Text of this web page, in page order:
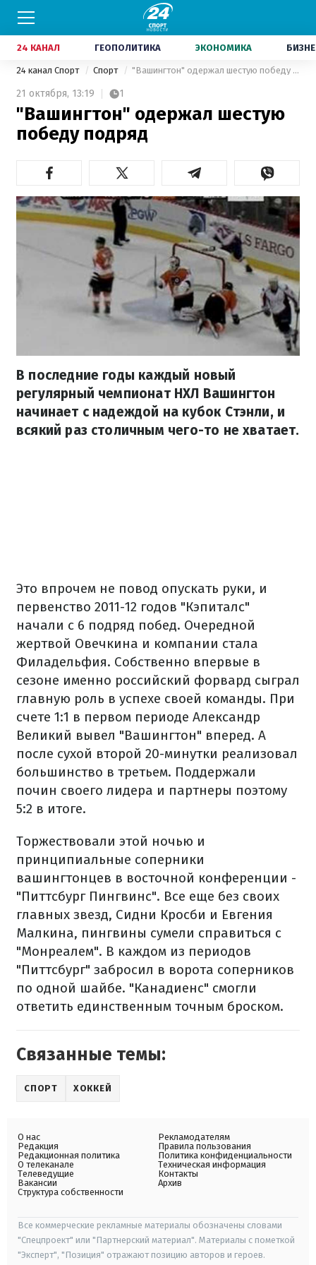
24 КАНАЛ ГЕОПОЛИТИКА ЭКОНОМИКА
24 канал Спорт Спорт "Вашингтон" одержал шестую победу подряд
21 октября, 13:19 1
"Вашингтон" одержал шестую
победу подряд
В последние годы каждый новый
регулярный чемпионат НХЛ Вашингтон
начинает с надеждой на кубок Стэнли, и
всякий раз столичным чего-то не хватает.
Это впрочем не повод опускать руки, и
первенство 2011-12 годов "Кэпиталс"
начали с 6 подряд побед. Очередной
жертвой Овечкина и компании стала
Филадельфия. Собственно впервые в
сезоне именно российский форвард сыграл
главную роль в успехе своей команды. При
счете 1:1 в первом периоде Александр
Великий вывел "Вашингтон" вперед. А
после сухой второй 20-минутки реализовал
большинство в третьем. Поддержали
почин своего лидера и партнеры поэтому
5:2 в итоге.
Торжествовали этой ночью и
принципиальные соперники
вашингтонцев в восточной конференции -
"Питтсбург Пингвинс". Все еще ​​без своих
главных звезд, Сидни Кросби и Евгения
Малкина, пингвины сумели справиться с
"Монреалем". В каждом из периодов
"Питтсбург" забросил в ворота соперников
по одной шайбе. "Канадиенс" смогли
ответить единственным точным броском.
Связанные темы:
СПОРТ ХОККЕЙ
О нас
Редакция
Редакционная политика
О телеканале
Телеведущие
Вакансии
Структура собственности
Рекламодателям
Правила пользования
Политика конфиденциальности
Техническая информация
Контакты
Архив
Все коммерческие рекламные материалы обозначены словами
"Спецпроект" или "Партнерский материал". Материалы с пометкой
"Эксперт", "Позиция" отражают позицию авторов и героев.